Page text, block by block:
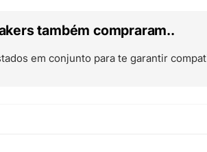
também compraram..
em conjunto para te garantir